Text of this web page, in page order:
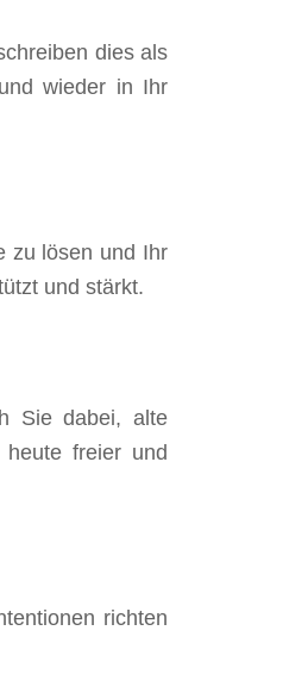
dies als
wieder in Ihr
zu lösen und Ihr
und stärkt.
Sie dabei, alte
freier und
richten